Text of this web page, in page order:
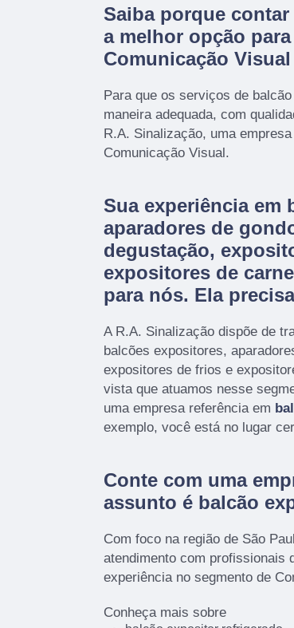
Saiba porque
a melhor opção
Comunicação Visual
Para que os serviços de
maneira adequada, com
R.A. Sinalização, uma
Comunicação Visual.
Sua experiência em
aparadores de
degustação,
expositores de
para nós. Ela
A R.A. Sinalização dispõe de
balcões expositores,
expositores de frios e
vista que atuamos nesse
uma empresa referência em
exemplo, você está no lugar
Conte com uma
assunto é balcão
Com foco na região de São
atendimento com profissionais
experiência no segmento de
Conheça mais sobre